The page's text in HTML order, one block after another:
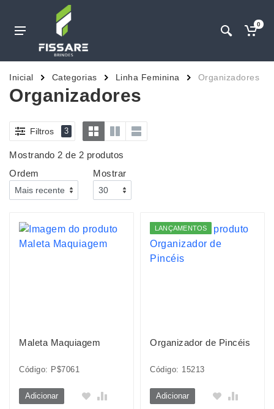
0
Inicial Categorias Linha Feminina Organizadores
Organizadores
Filtros 3
Mostrando 2 de 2 produtos
Ordem
Mostrar
Maleta Maquiagem
Código: P$7061
Adicionar
LANÇAMENTOS
Organizador de Pincéis
Código: 15213
Adicionar